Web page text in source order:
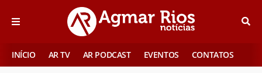
INÍCIO AR TV AR PODCAST EVENTOS CONTATOS